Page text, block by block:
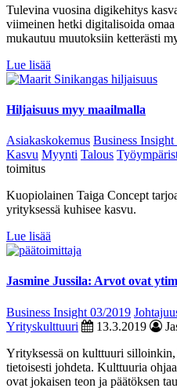
Tulevina vuosina digikehitys
viimeinen hetki digitalisoida
mukautuu muutoksiin ketterästi
Lue lisää
Hiljaisuus myy maailmalla
Asiakaskokemus Business
Kasvu Myynti Talous
toimitus
Kuopiolainen Taiga Concept
yrityksessä kuhisee kasvu.
Lue lisää
Jasmine Jussila: Arvot ovat
Business Insight 03/2019
Yrityskulttuuri
13.3.2019
Yrityksessä on kulttuuri silloinkin,
tietoisesti johdeta. Kulttuuria
ovat jokaisen teon ja päätöksen